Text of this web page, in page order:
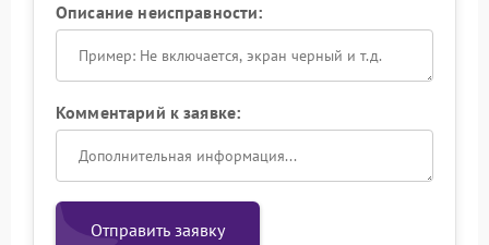
Описание неисправности:
Комментарий к заявке:
Отправить заявку